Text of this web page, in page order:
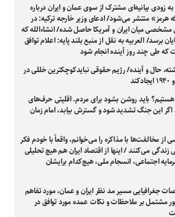
زودی بیانیه‌ای مشترک از سوی عمان و ایران درباره
هرمز» منتشر می‌شود/ ادعای وزیر خارجه ترکیه: در
میان ایران و آمریکا حاصل شده/ انشاءالله که
برسد/ العربیه به نقل از منبع بلند پایه: اعلام توافق
که طی چند روز آینده انجام شود
حال و آینده/ رژیم حقوقی نبایدکوچکترین خللی در
باید روشن بشود برای مردم. اقلیتی حرف‌های
این جنگ تشدید شود و گسترش بیابد، امام زمان
مخالفت‌ها با مذاکره را می‌خوانم، واقعاً با خودم فکر
می‌کنند / اینها از اقتصاد ایران هم هیچ تحلیلی
اجتماعی، انسجام ملی، هیچ‌کدام برایشان
جغرافیایی مسیر مد نظر ایران و عمان، مورد تفاهم
مشتمل بر ملاحظات و نکات عمده مورد توافق در